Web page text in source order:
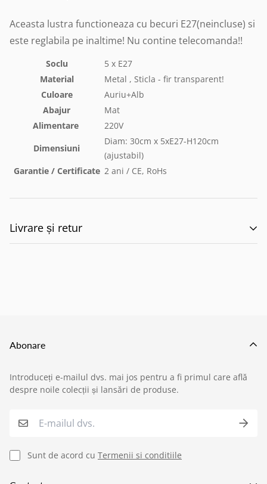
Aceasta lustra functioneaza cu becuri E27(neincluse) si
este reglabila pe inaltime! Nu contine telecomanda!!
Soclu
5 x E27
Material
Metal , Sticla - fir transparent!
Culoare
Auriu+Alb
Abajur
Mat
Alimentare
220V
Dimensiuni
Diam: 30cm x 5xE27-H120cm
(ajustabil)
Garantie / Certificate 2 ani / CE, RoHs
Livrare și retur
Această politică reglementează modul în care
produsele comandate de pe site-ul nostru sunt livrate
O.U.G. nr. 34/2014 privind drepturile
consumatorilor în cadrul contractelor încheiate cu
profesioniștii
Abonare
Introduceți e-mailul dvs. mai jos pentru a fi primul care află
despre noile colecții și lansări de produse.
Sunt de acord cu Termenii si conditiile